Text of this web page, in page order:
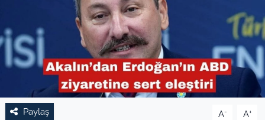
Paylaş A- A+
TARIM VE HAYVANCILIK
KÜLTÜR SANAT
RESMİ İLAN
SPOR